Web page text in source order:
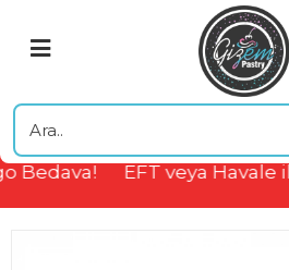
Bedava! EFT veya Havale